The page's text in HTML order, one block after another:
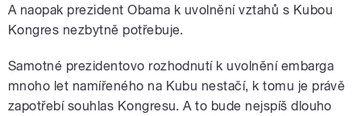
A naopak prezident Obama k uvolnění vztahů s Kubou
Kongres nezbytně potřebuje.
Samotné prezidentovo rozhodnutí k uvolnění embarga
mnoho let namířeného na Kubu nestačí, k tomu je právě
zapotřebí souhlas Kongresu. A to bude nejspíš dlouho